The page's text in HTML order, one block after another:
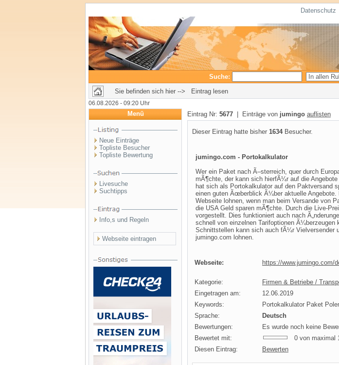
Datenschutz
Suche:
Sie befinden sich hier --> Eintrag lesen
06.08.2026 - 09:20 Uhr
Menü
Neue Einträge
Topliste Besucher
Topliste Bewertung
Livesuche
Suchtipps
Info,s und Regeln
Webseite eintragen
Eintrag Nr: 5677 | Einträge von jumingo auflisten
Dieser Eintrag hatte bisher 1634Besucher.
jumingo.com - Portokalkulator
Wer ein Paket nach Ã–sterreich, quer durch
mÃ¶chte, der kann sich hierfÃ¼r auf die
hat sich als Portokalkulator auf den Paktversand
einen guten Ãœberblick Ã¼ber aktuelle Angebote.
Webseite lohnen, wenn man beim Versande von
die USA Geld sparen mÃ¶chte. Durch die Live-
vorgestellt. Dies funktioniert auch nach
schnell von einzelnen Tarifoptionen Ã¼berzeugen
Schnittstellen kann sich auch fÃ¼r Vielversender
jumingo.com lohnen.
Webseite: https://www.jumingo.com/
Kategorie:
Firmen & Betriebe /
Eingetragen am:
12.06.2019
Keywords:
Portokalkulator Paket
Sprache:
Deutsch
Bewertungen:
Es wurde noch keine
Bewertet mit:
0 von maximal
Diesen Eintrag:
Bewerten